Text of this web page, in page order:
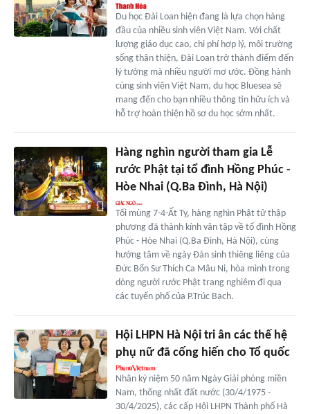
Du học Đài Loan hiện đang là lựa chọn hàng
đầu của nhiều sinh viên Việt Nam. Với chất
lượng giáo dục cao, chi phí hợp lý, môi trường
sống thân thiện, Đài Loan trở thành điểm đến
lý tưởng mà nhiều người mơ ước. Đồng hành
cùng sinh viên Việt Nam, du học Bluesea sẽ
mang đến cho bạn nhiều thông tin hữu ích và
hỗ trợ hoàn thiện hồ sơ du học sớm nhất.
Hàng nghìn người tham gia Lễ
rước Phật tại tổ đình Hồng Phúc -
Hòe Nhai (Q.Ba Đình, Hà Nội)
Tối mùng 7-4-Ất Tỵ, hàng nghìn Phật tử thập
phương đã thành kính vân tập về tổ đình Hồng
Phúc - Hòe Nhai (Q.Ba Đình, Hà Nội), cùng
hướng tâm về ngày Đản sinh thiêng liêng của
Đức Bổn Sư Thích Ca Mâu Ni, hòa mình trong
dòng người rước Phật trang nghiêm đi qua
các tuyến phố của P.Trúc Bạch.
Hội LHPN Hà Nội tri ân các thế hệ
phụ nữ đã cống hiến cho Tổ quốc
Nhân kỷ niệm 50 năm Ngày Giải phóng miền
Nam, thống nhất đất nước (30/4/1975 -
30/4/2025), các cấp Hội LHPN Thành phố Hà